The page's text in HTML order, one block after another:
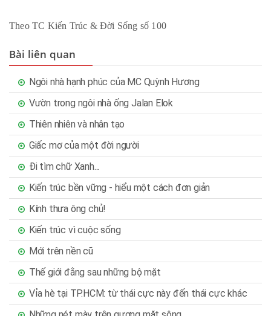
Theo TC Kiến Trúc & Đời Sống số 100
Bài liên quan
Ngôi nhà hạnh phúc của MC Quỳnh Hương
Vườn trong ngôi nhà ống Jalan Elok
Thiên nhiên và nhân tạo
Giấc mơ của một đời người
Đi tìm chữ Xanh...
Kiến trúc bền vững - hiểu một cách đơn giản
Kính thưa ông chủ!
Kiến trúc vì cuộc sống
Mới trên nền cũ
Thế giới đằng sau những bộ mặt
Vỉa hè tại TP.HCM: từ thái cực này đến thái cực khác